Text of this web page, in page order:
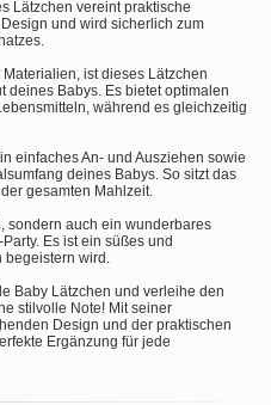
Lätzchen vereint praktische
und wird sicherlich zum
ist dieses Lätzchen
deines Babys. Es bietet optimalen
während es gleichzeitig
einfaches An- und Ausziehen sowie
deines Babys. So sitzt das
gesamten Mahlzeit.
sondern auch ein wunderbares
Es ist ein süßes und
wird.
Baby Lätzchen und verleihe den
stilvolle Note! Mit seiner
Design und der praktischen
Ergänzung für jede